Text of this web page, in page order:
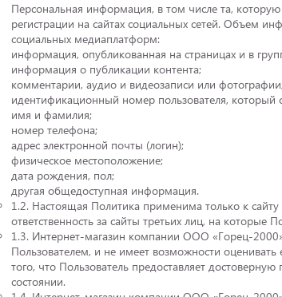
Персональная информация, в том числе та,
регистрации на сайтах социальных сетей. Объем
социальных медиаплатформ:
информация, опубликованная на страницах и в
информация о публикации контента;
комментарии, аудио и видеозаписи или фотографии;
идентификационный номер пользователя,
имя и фамилия;
номер телефона;
адрес электронной почты (логин);
физическое местоположение;
дата рождения, пол;
другая общедоступная информация.
1.2. Настоящая Политика применима только к
ответственность за сайты третьих лиц, на которые
1.3. Интернет-магазин компании ООО «Горец-
Пользователем, и не имеет возможности
того, что Пользователь предоставляет
состоянии.